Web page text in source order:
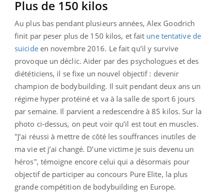
Plus de 150 kilos
Au plus bas pendant plusieurs années, Alex Goodrich
finit par peser plus de 150 kilos, et fait une tentative de
suicideen novembre 2016. Le fait qu’il y survive
provoque un déclic. Aider par des psychologues et des
diététiciens, il se fixe un nouvel objectif : devenir
champion de bodybuilding. Il suit pendant deux ans un
régime hyper protéiné et va à la salle de sport 6 jours
par semaine. Il parvient a redescendre à 85 kilos. Sur la
photo ci-dessus, on peut voir qu’il est tout en muscles.
"J’ai réussi à mettre de côté les souffrances inutiles de
ma vie et j’ai changé. D’une victime je suis devenu un
héros", témoigne encore celui qui a désormais pour
objectif de participer au concours Pure Elite, la plus
grande compétition de bodybuilding en Europe.